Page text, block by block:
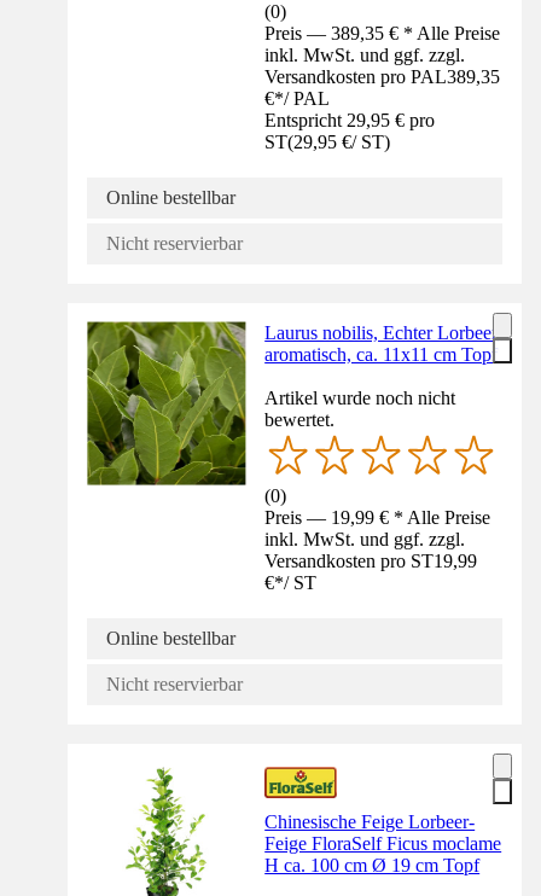
(0)
Preis — 389,35 € * Alle Preise
inkl. MwSt. und ggf. zzgl.
Versandkosten pro PAL389,35
€*/ PAL
Entspricht 29,95 € pro
ST(29,95 €/ ST)
Online bestellbar
Nicht reservierbar
Laurus nobilis, Echter Lorbeer,
aromatisch, ca. 11x11 cm Topf
Artikel wurde noch nicht
bewertet.
(0)
Preis — 19,99 € * Alle Preise
inkl. MwSt. und ggf. zzgl.
Versandkosten pro ST19,99
€*/ ST
Online bestellbar
Nicht reservierbar
Chinesische Feige Lorbeer-
Feige FloraSelf Ficus moclame
H ca. 100 cm Ø 19 cm Topf